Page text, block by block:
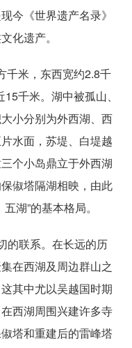
今《世界遗产名录》
化遗产。
千米，东西宽约2.8千
千米。湖中被孤山、
小分别为外西湖、西
水面，苏堤、白堤越
个小岛鼎立于外西湖
俶塔隔湖相映，由此
湖”的基本格局。
的联系。在长远的历
在西湖及周边群山之
其中尤以吴越国时期
西湖周围兴建许多寺
塔和重建后的雷峰塔